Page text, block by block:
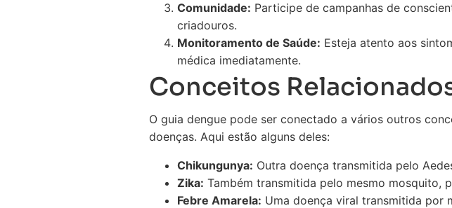
Comunidade: Participe de campanhas de
criadouros.
Monitoramento de Saúde: Esteja atento aos
médica imediatamente.
Conceitos
O guia dengue pode ser conectado a vários outros
doenças. Aqui estão alguns deles:
Chikungunya: Outra doença transmitida pelo
Zika: Também transmitida pelo mesmo mosquito,
Febre Amarela: Uma doença viral transmitida por